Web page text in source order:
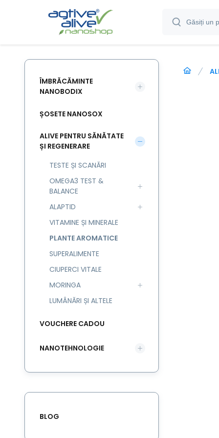
ÎMBRĂCĂMINTE
NANOBODIX
ȘOSETE NANOSOX
ALIVE PENTRU SĂNĂTATE
ȘI REGENERARE
TESTE ȘI SCANĂRI
OMEGA3 TEST &
BALANCE
ALAPTID
VITAMINE ȘI MINERALE
PLANTE AROMATICE
SUPERALIMENTE
CIUPERCI VITALE
MORINGA
LUMÂNĂRI ȘI ALTELE
VOUCHERE CADOU
NANOTEHNOLOGIE
BLOG